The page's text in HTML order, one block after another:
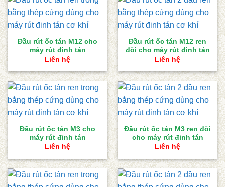
Đầu rút ốc tán M12 cho
máy rút đinh tán
Liên hệ
Đầu rút ốc tán M12 ren
đôi cho máy rút đinh tán
Liên hệ
Đầu rút ốc tán M3 cho
máy rút đinh tán
Liên hệ
Đầu rút ốc tán M3 ren đôi
cho máy rút đinh tán
Liên hệ